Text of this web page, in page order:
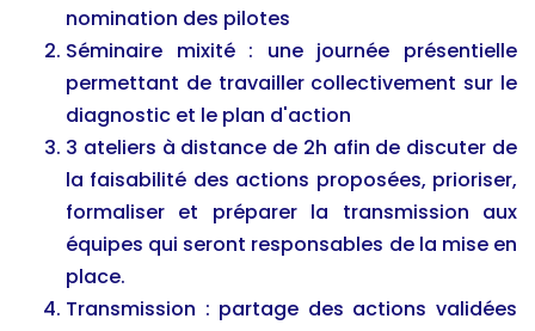
nomination des pilotes
Séminaire mixité : une journée présentielle
permettant de travailler collectivement sur le
diagnostic et le plan d'action
3 ateliers à distance de 2h afin de discuter de
la faisabilité des actions proposées, prioriser,
formaliser et préparer la transmission aux
équipes qui seront responsables de la mise en
place.
Transmission : partage des actions validées